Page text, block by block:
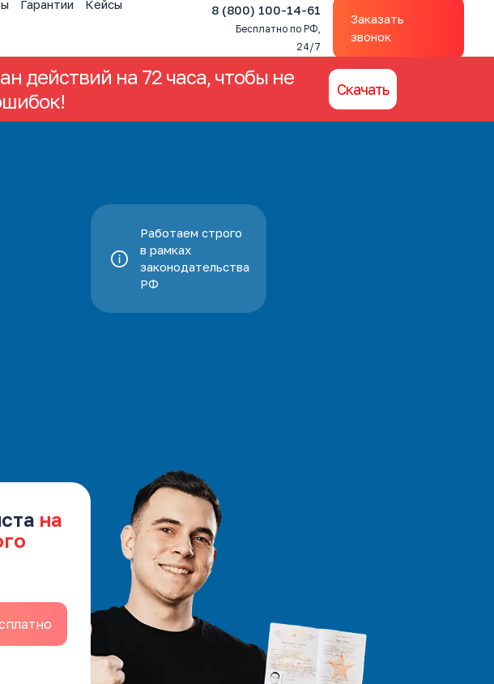
Гарантии Кейсы 8 (800) 100-14-61
Бесплатно по РФ,
24/7
Заказать
звонок
действий на 72 часа, чтобы не
Скачать
на
Работаем строго
в рамках
законодательства
РФ